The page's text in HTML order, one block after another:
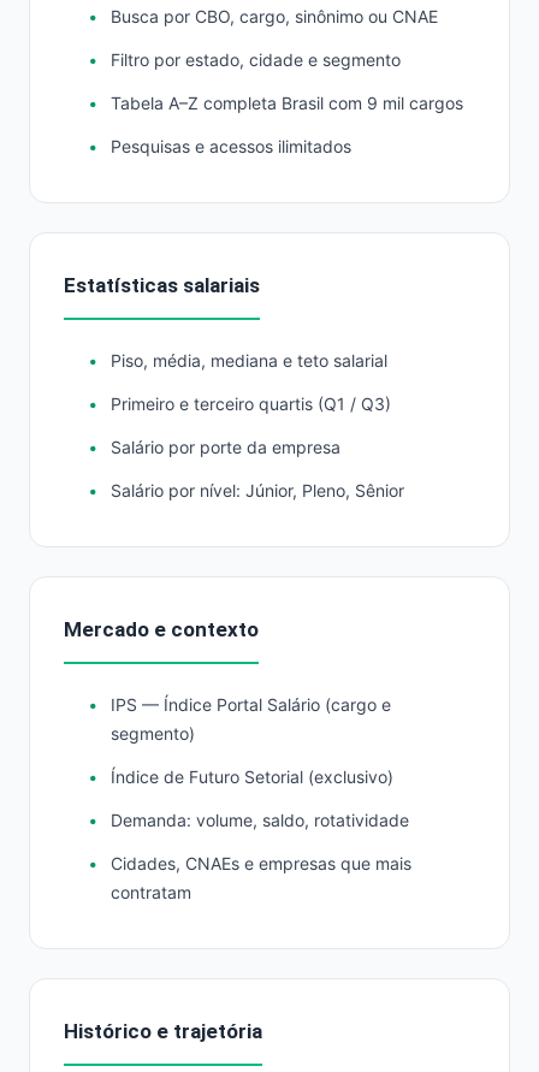
Busca por CBO, cargo, sinônimo ou CNAE
Filtro por estado, cidade e segmento
Tabela A–Z completa Brasil com 9 mil cargos
Pesquisas e acessos ilimitados
Estatísticas salariais
Piso, média, mediana e teto salarial
Primeiro e terceiro quartis (Q1 / Q3)
Salário por porte da empresa
Salário por nível: Júnior, Pleno, Sênior
Mercado e contexto
IPS — Índice Portal Salário (cargo e
segmento)
Índice de Futuro Setorial (exclusivo)
Demanda: volume, saldo, rotatividade
Cidades, CNAEs e empresas que mais
contratam
Histórico e trajetória